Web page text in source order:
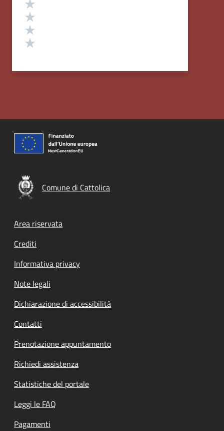
Comune di Cattolica
Footer menu
Area riservata
Crediti
Informativa privacy
Note legali
Dichiarazione di accessibilità
Contatti
Prenotazione appuntamento
Richiedi assistenza
Statistiche del portale
Leggi le FAQ
Pagamenti